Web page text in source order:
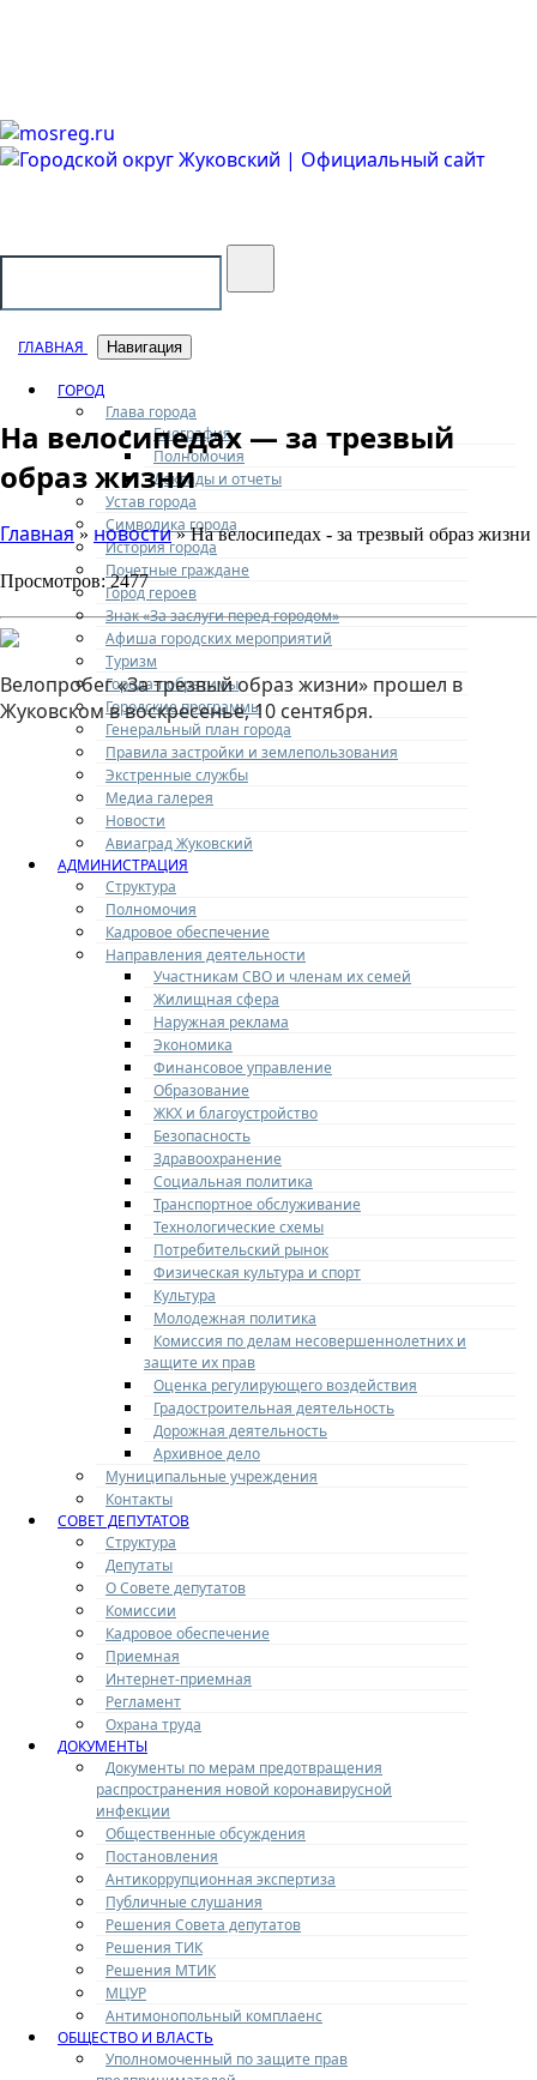
ГЛАВНАЯ Навигация
ГОРОД
Глава города
Биография
Полномочия
Доклады и отчеты
Устав города
Символика города
История города
Почетные граждане
Город героев
Знак «За заслуги перед городом»
Афиша городских мероприятий
Туризм
Города-побратимы
Городские программы
Генеральный план города
Правила застройки и землепользования
Экстренные службы
Медиа галерея
Новости
Авиаград Жуковский
АДМИНИСТРАЦИЯ
Структура
Полномочия
Кадровое обеспечение
Направления деятельности
Участникам СВО и членам их семей
Жилищная сфера
Наружная реклама
Экономика
Финансовое управление
Образование
ЖКХ и благоустройство
Безопасность
Здравоохранение
Социальная политика
Транспортное обслуживание
Технологические схемы
Потребительский рынок
Физическая культура и спорт
Культура
Молодежная политика
Комиссия по делам несовершеннолетних и
защите их прав
Оценка регулирующего воздействия
Градостроительная деятельность
Дорожная деятельность
Архивное дело
Муниципальные учреждения
Контакты
СОВЕТ ДЕПУТАТОВ
Структура
Депутаты
О Совете депутатов
Комиссии
Кадровое обеспечение
Приемная
Интернет-приемная
Регламент
Охрана труда
ДОКУМЕНТЫ
Документы по мерам предотвращения
распространения новой коронавирусной
инфекции
Общественные обсуждения
Постановления
Антикоррупционная экспертиза
Публичные слушания
Решения Совета депутатов
Решения ТИК
Решения МТИК
МЦУР
Антимонопольный комплаенс
ОБЩЕСТВО И ВЛАСТЬ
Уполномоченный по защите прав
На велосипедах — за трезвый
образ жизни
Главная» новости» На велосипедах - за трезвый образ жизни
Просмотров: 2477
Велопробег «За трезвый образ жизни» прошел в
Жуковском в воскресенье, 10 сентября.